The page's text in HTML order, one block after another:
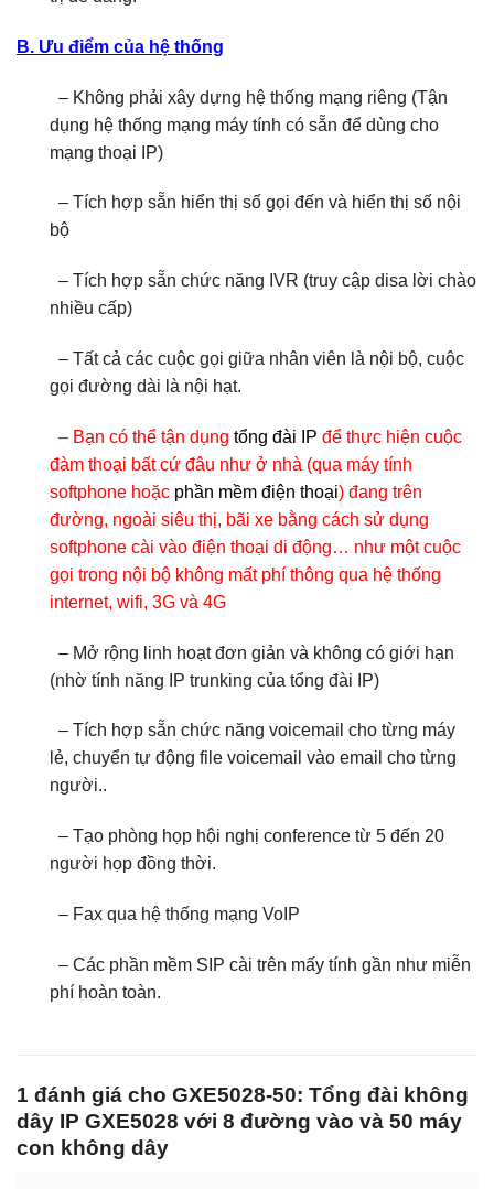
B. Ưu điểm của hệ thống
– Không phải xây dựng hệ thống mạng riêng (Tận
dụng hệ thống mạng máy tính có sẵn để dùng cho
mạng thoại IP)
– Tích hợp sẵn hiển thị số gọi đến và hiển thị số nội
bộ
– Tích hợp sẵn chức năng IVR (truy cập disa lời chào
nhiều cấp)
– Tất cả các cuộc gọi giữa nhân viên là nội bộ, cuộc
gọi đường dài là nội hạt.
– Bạn có thể tận dụng tổng đài IP để thực hiện cuộc
đàm thoại bất cứ đâu như ở nhà (qua máy tính
softphone hoặc phần mềm điện thoại) đang trên
đường, ngoài siêu thị, bãi xe bằng cách sử dụng
softphone cài vào điện thoại di động… như một cuộc
gọi trong nội bộ không mất phí thông qua hệ thống
internet, wifi, 3G và 4G
– Mở rộng linh hoạt đơn giản và không có giới hạn
(nhờ tính năng IP trunking của tổng đài IP)
– Tích hợp sẵn chức năng voicemail cho từng máy
lẻ, chuyển tự động file voicemail vào email cho từng
người..
– Tạo phòng họp hội nghị conference từ 5 đến 20
người họp đồng thời.
– Fax qua hệ thống mạng VoIP
– Các phần mềm SIP cài trên mấy tính gần như miễn
phí hoàn toàn.
1 đánh giá cho GXE5028-50: Tổng đài không
dây IP GXE5028 với 8 đường vào và 50 máy
con không dây